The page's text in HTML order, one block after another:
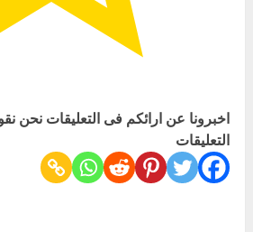
اخبرونا عن ارائكم فى التعليقات نحن
التعليقات